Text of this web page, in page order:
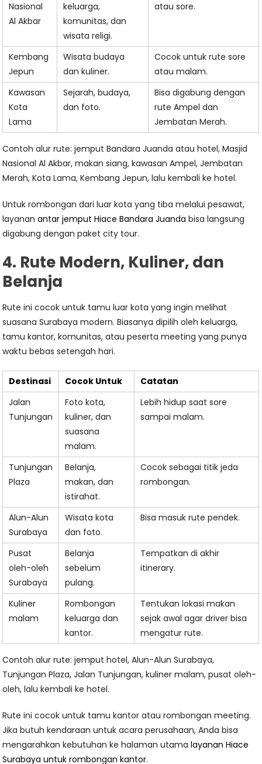
Nasional
Al Akbar
keluarga,
komunitas, dan
wisata religi.
atau sore.
Kembang
Jepun
Wisata budaya
dan kuliner.
Cocok untuk rute sore
atau malam.
Kawasan
Kota
Lama
Sejarah, budaya,
dan foto.
Bisa digabung dengan
rute Ampel dan
Jembatan Merah.
Contoh alur rute: jemput Bandara Juanda atau hotel, Masjid
Nasional Al Akbar, makan siang, kawasan Ampel, Jembatan
Merah, Kota Lama, Kembang Jepun, lalu kembali ke hotel.
Untuk rombongan dari luar kota yang tiba melalui pesawat,
layananantar jemput Hiace Bandara Juanda bisa langsung
digabung dengan paket city tour.
4. Rute Modern, Kuliner, dan
Belanja
Rute ini cocok untuk tamu luar kota yang ingin melihat
suasana Surabaya modern. Biasanya dipilih oleh keluarga,
tamu kantor, komunitas, atau peserta meeting yang punya
waktu bebas setengah hari.
Destinasi Cocok Untuk
Catatan
Jalan
Tunjungan
Foto kota,
kuliner, dan
suasana
malam.
Lebih hidup saat sore
sampai malam.
Tunjungan
Plaza
Belanja,
makan, dan
istirahat.
Cocok sebagai titik jeda
rombongan.
Alun-Alun
Surabaya
Wisata kota
dan foto.
Bisa masuk rute pendek.
Pusat
oleh-oleh
Surabaya
Belanja
sebelum
pulang.
Tempatkan di akhir
itinerary.
Kuliner
malam
Rombongan
keluarga dan
kantor.
Tentukan lokasi makan
sejak awal agar driver bisa
mengatur rute.
Contoh alur rute: jemput hotel, Alun-Alun Surabaya,
Tunjungan Plaza, Jalan Tunjungan, kuliner malam, pusat oleh-
oleh, lalu kembali ke hotel.
Rute ini cocok untuk tamu kantor atau rombongan meeting.
Jika butuh kendaraan untuk acara perusahaan, Anda bisa
mengarahkan kebutuhan ke halaman utamalayanan Hiace
Surabaya untuk rombongan kantor.